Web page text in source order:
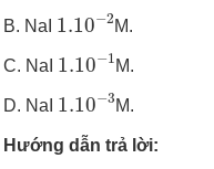
B. NaI 1.10−2
1.10−2
M.
C. NaI 1.10−1
1.10−1
D. NaI 1.10−3
1.10−3
M.
Hướng dẫn trả lời: